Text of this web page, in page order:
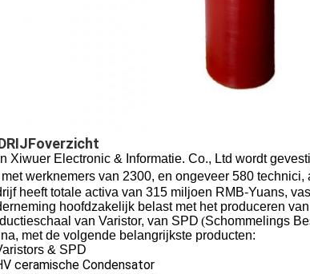
Xiwuer Electronic & Informatie. Co., Ltd wordt
met werknemers van 2300, en ongeveer 580
heeft totale activa van 315 miljoen RMB-Yuans,
hoofdzakelijk belast met het produceren
van Varistor, van SPD (Schommelings
met de volgende belangrijkste producten:
& SPD
ceramische Condensator